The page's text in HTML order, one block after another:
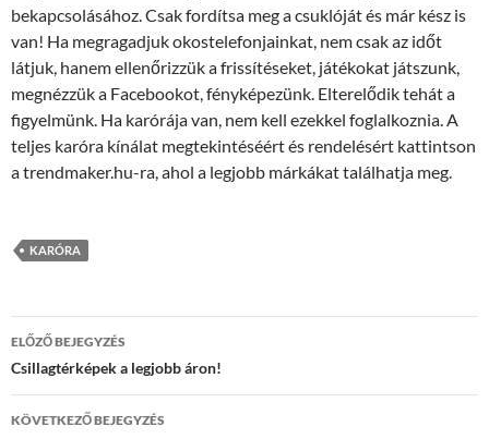
bekapcsolásához. Csak fordítsa meg a csuklóját és már kész is
van! Ha megragadjuk okostelefonjainkat, nem csak az időt
látjuk, hanem ellenőrizzük a frissítéseket, játékokat játszunk,
megnézzük a Facebookot, fényképezünk. Elterelődik tehát a
figyelmünk. Ha karórája van, nem kell ezekkel foglalkoznia. A
teljes karóra kínálat megtekintéséért és rendelésért kattintson
a trendmaker.hu-ra, ahol a legjobb márkákat találhatja meg.
KARÓRA
Bejegyzés
navigáció
ELŐZŐ BEJEGYZÉS
Csillagtérképek a legjobb áron!
KÖVETKEZŐ BEJEGYZÉS